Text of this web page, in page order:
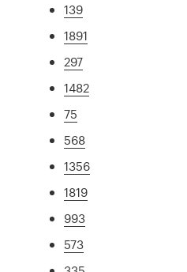
139
1891
297
1482
75
568
1356
1819
993
573